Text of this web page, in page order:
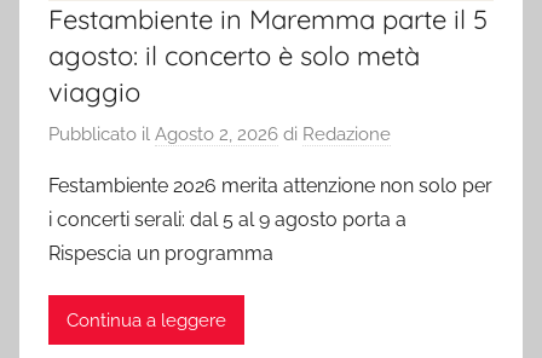
Festambiente in Maremma parte il 5
agosto: il concerto è solo metà
viaggio
Pubblicato il Agosto 2, 2026 di Redazione
Festambiente 2026 merita attenzione non solo per
i concerti serali: dal 5 al 9 agosto porta a
Rispescia un programma
Continua a leggere